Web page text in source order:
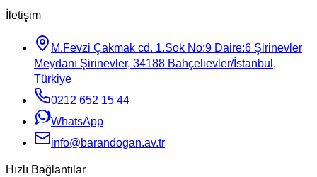
İletişim
M.Fevzi Çakmak cd. 1.Sok No:9 Daire:6 Şirinevler
Meydanı Şirinevler, 34188 Bahçelievler/İstanbul,
Türkiye
0212 652 15 44
WhatsApp
info@barandogan.av.tr
Hızlı Bağlantılar